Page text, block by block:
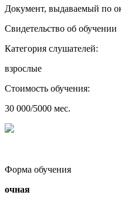
Документ, выдаваемый по
Свидетельство об обучении
Категория слушателей:
взрослые
Стоимость обучения:
30 000/5000 мес.
Форма обучения
очная